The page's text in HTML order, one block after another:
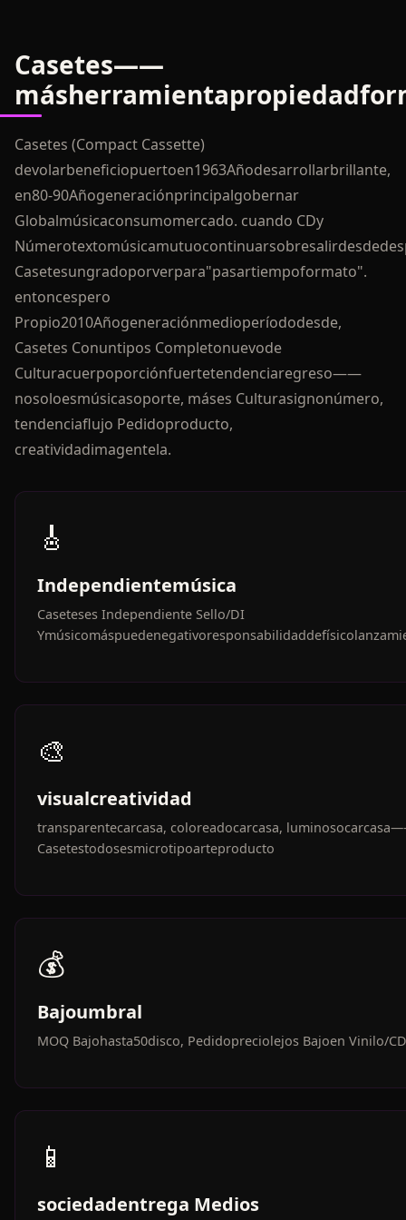
Casetes——
Casetes (Compact Cassette)
devolarbeneficiopuertoen1963Añodesarrollarbrillante,
en80-90Añogeneraciónprincipalgobernar
Globalmúsicaconsumomercado. cuando CDy
Casetesungradoporverpara"pasartiempoformato".
entoncespero
Propio2010Añogeneraciónmedioperíododesde,
Casetes Conuntipos Completonuevode
Culturacuerpoporciónfuertetendenciaregreso——
nosoloesmúsicasoporte, máses Culturasignonúmero,
tendenciaflujo Pedidoproducto,
creatividadimagentela.
🎸
Independientemúsica
Caseteses Independiente Sello/DI
🎨
visualcreatividad
transparentecarcasa, coloreadocarcasa,
Casetestodosesmicrotipoarteproducto
💰
Bajoumbral
MOQ Bajohasta50disco, Pedidopreciolejos Bajoen Vinilo/CD
📱
sociedadentrega Medios